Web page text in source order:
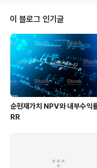
정리5월 13일 월요일을 기준으로 작
개업종이 상승하였고 8개업종이 하
으로 마감하였습니다. 상승업종에
음식료업이 3%가량 상승하였습니다
수창고가 4.75%하락하여 안 좋은..
이 블로그 인기글
순현재가치 NPV와 내부수익률
RR